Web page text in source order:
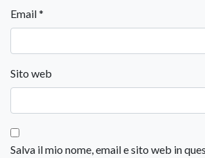
Email*
Sito web
Salva il mio nome, email e sito web in